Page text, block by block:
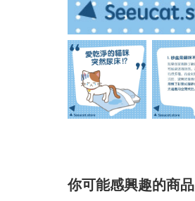
你可能感興趣的商品